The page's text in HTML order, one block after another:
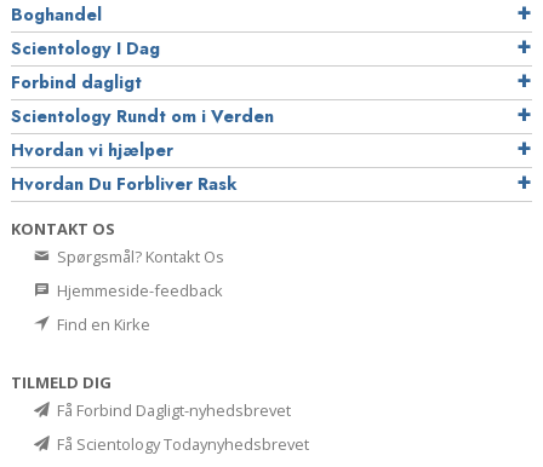
Boghandel
Scientology I Dag
Forbind dagligt
Scientology Rundt om i Verden
Hvordan vi hjælper
Hvordan Du Forbliver Rask
KONTAKT OS
Spørgsmål? Kontakt Os
Hjemmeside-feedback
Find en Kirke
TILMELD DIG
Få Forbind Dagligt-nyhedsbrevet
Få Scientology Todaynyhedsbrevet